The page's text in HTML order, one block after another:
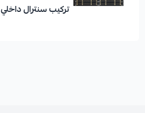
تركيب سنترال داخلي